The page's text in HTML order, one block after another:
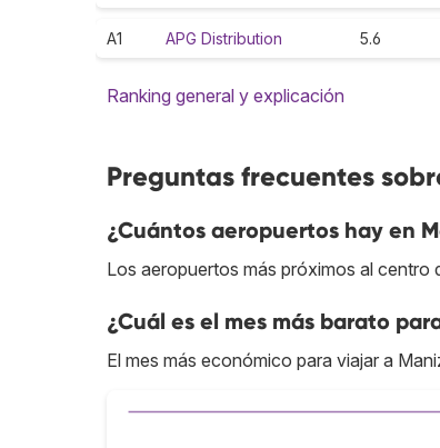
A1 APG Distribution 5.6
Ranking general y explicación
Preguntas frecuentes
¿Cuántos aeropuertos hay en
Los aeropuertos más próximos al centro
¿Cuál es el mes más barato
El mes más económico para viajar a